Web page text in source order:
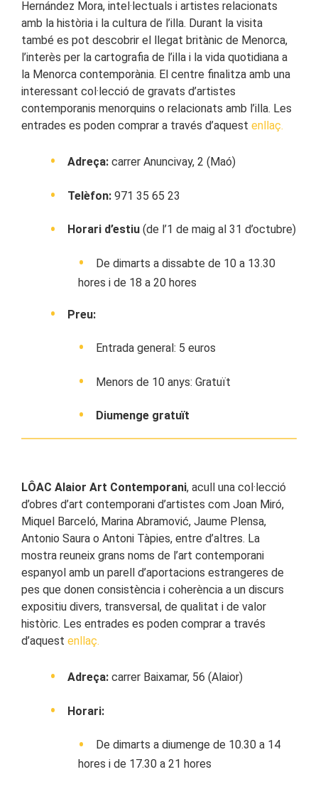
Hernández Mora, intel·lectuals i artistes relacionats
amb la història i la cultura de l’illa. Durant la visita
també es pot descobrir el llegat britànic de Menorca,
l’interès per la cartografia de l’illa i la vida quotidiana a
la Menorca contemporània. El centre finalitza amb una
interessant col·lecció de gravats d’artistes
contemporanis menorquins o relacionats amb l’illa. Les
entrades es poden comprar a través d’aquest enllaç.
Adreça: carrer Anuncivay, 2 (Maó)
Telèfon: 971 35 65 23
Horari d’estiu (de l’1 de maig al 31 d’octubre)
De dimarts a dissabte de 10 a 13.30
hores i de 18 a 20 hores
Preu:
Entrada general: 5 euros
Menors de 10 anys: Gratuït
Diumenge gratuït
LÔAC Alaior Art Contemporani, acull una col·lecció
d’obres d’art contemporani d’artistes com Joan Miró,
Miquel Barceló, Marina Abramović, Jaume Plensa,
Antonio Saura o Antoni Tàpies, entre d’altres. La
mostra reuneix grans noms de l’art contemporani
espanyol amb un parell d’aportacions estrangeres de
pes que donen consistència i coherència a un discurs
expositiu divers, transversal, de qualitat i de valor
històric. Les entrades es poden comprar a través
d’aquest enllaç.
Adreça: carrer Baixamar, 56 (Alaior)
Horari:
De dimarts a diumenge de 10.30 a 14
hores i de 17.30 a 21 hores